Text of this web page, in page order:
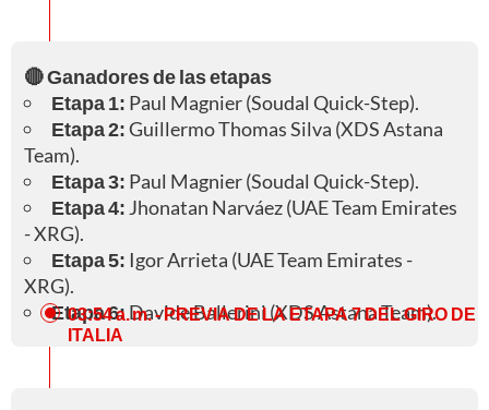
🔴 Ganadores de las etapas
Etapa 1: Paul Magnier (Soudal Quick-Step).
Etapa 2:Guillermo Thomas Silva (XDS Astana
Team).
Etapa 3: Paul Magnier (Soudal Quick-Step).
Etapa 4: Jhonatan Narváez (UAE Team Emirates
- XRG).
Etapa 5: Igor Arrieta (UAE Team Emirates -
XRG).
Etapa 6: Davide Ballerini (XDS Astana Team).
03:54 a. m.- PREVIA DE LA ETAPA 7 DEL GIRO DE
ITALIA